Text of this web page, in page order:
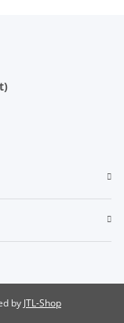
by JTL-Shop